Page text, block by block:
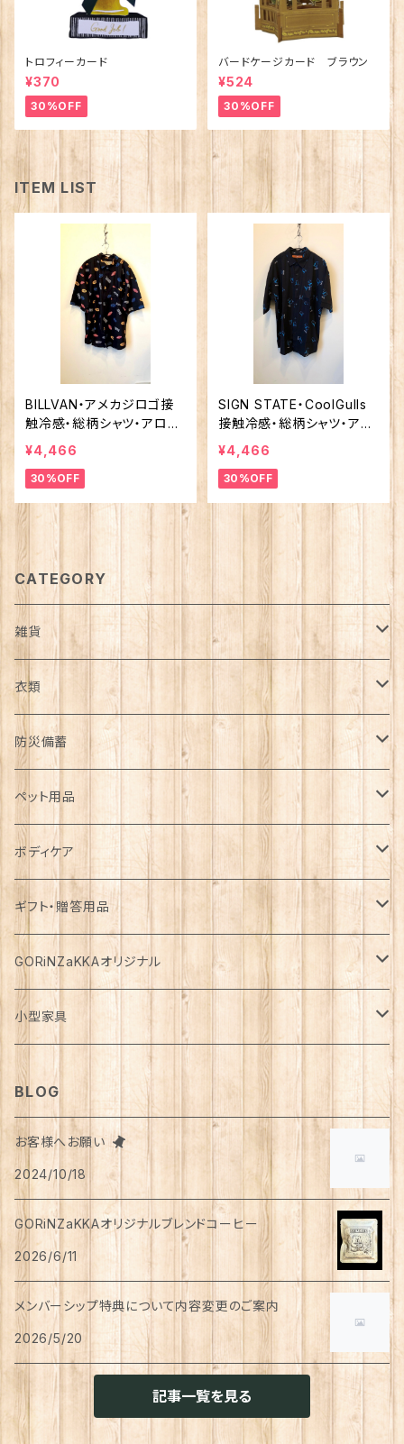
トロフィーカード
¥370
30%OFF
バードケージカード ブラウン
¥524
30%OFF
ITEM LIST
BILLVAN・アメカジロゴ接
触冷感・総柄シャツ・アロハ
シャツLサイズ
¥4,466
30%OFF
SIGN STATE・CoolGulls
接触冷感・総柄シャツ・アロ
ハシャツ サインステート
¥4,466
30%OFF
CATEGORY
雑貨
日用品雑貨
インテリア
カゴ・バスケット
エコバッグ
花瓶
鏡
お風呂・ランドリー
タオル
スリッパ
マスク
ハンドソープ
アロマ・お香
トラベルセット
カレンダー
クッション・クッションカバー
服飾雑貨
帽子
アクセサリー
マフラー・ストール
ブランケット
バッグ
カゴバッグ
スマホショルダーバッグ
ポーチ
お財布・カード入れ
手袋・アームカバー
ハンカチ
てぬぐい
キーホルダー
キッチン雑貨
食器
お箸
カトラリー
ストロー
ポット・急須
湯のみ
グラス
カップ&ソーサー
マグカップ
コースター
お皿
箸置き
ガーデン雑貨
ジョウロ
鉢
はさみ
支柱
ステーショナリー
紙類
ノート
カード
はがき
ペン
メモ帳
スケジュール帳
はさみ
ふせん
ミニチュア
アウトドア
手芸用品
衣類
アウター
コート
ダウン
ジャケット
パーカー・ウィンドブレーカー
カーディガン
ベスト
ブルゾン
トップス
長袖
半袖
五分丈、七分丈
ニット
タンクトップ
フレンチスリーブ
ボトムス
スカート
キュロット
ワイドパンツ
パンツ
ワンピース・チュニック
ルームウェア・パジャマ
アンダーウェア
レッグウェア
靴下
タイツ
足首ウォーマー
メンズ
ボトムス
アウター
ジャケット
トップス
防災備蓄
防災用品
下着
食器・カトラリー
バッテリー
ブランケット・寝具
食料
パックご飯
お餅
麺類
穀物
缶詰・瓶詰
レトルト惣菜
カレー
味噌汁・スープ
お茶漬け
乾物
飲料
水・炭酸水
ジュース
コーヒー
紅茶
お茶
ハーブティー
希釈飲料
ペーパー類
トイレットペーパー
ティッシュペーパー
ライト
ろうそく
ペット用品
ドライフード
犬用
猫用
メダカ
ウェットフード
無添加・手作り（犬用）
猫用
缶詰
犬用
猫用
レトルト食品
犬用
猫用
おやつ
犬用
猫用
犬猫共通
食器
犬用
猫用
衣類・服飾雑貨
犬用
猫用
おもちゃ
犬用
猫用
ボディケア
犬用
猫用
ベッド
トイレ周り
ボディケア
基礎化粧品
化粧水
乳液
医薬部外品
リップクリーム
メイク用品
ボディーソープ
ヘアケア
クシ・ブラシ
シャンプー
リンスインシャンプー
トリートメント
せっけん
洗顔
ハンドクリーム
オーラルケア
入浴剤・バスボム
ギフト・贈答用品
食品・飲料
食器類
タオル
洗剤
防災用品
ラッピング資材
GORiNZaKKAオリジナル
アパレル
Tシャツ
アクセサリー
ピアス
イヤリング・ノンホールピアス
リング
飲料
珈琲
小型家具
スツール
BLOG
お客様へお願い
2024/10/18
GORiNZaKKAオリジナルブレンドコーヒー
2026/6/11
メンバーシップ特典について内容変更のご案内
2026/5/20
記事一覧を見る